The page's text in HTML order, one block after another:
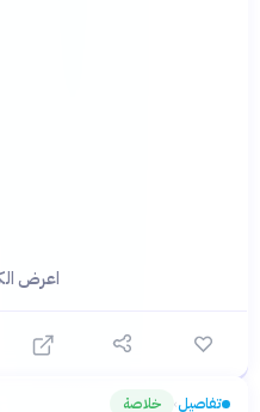
اعرض الكل
تفاصيل› خلاصة